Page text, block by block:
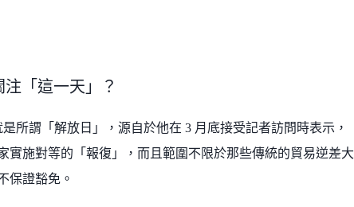
「這一天」？
所謂「解放日」，源自於他在 3 月底接受記者訪問時表示，
實施對等的「報復」，而且範圍不限於那些傳統的貿易逆差大
保證豁免。